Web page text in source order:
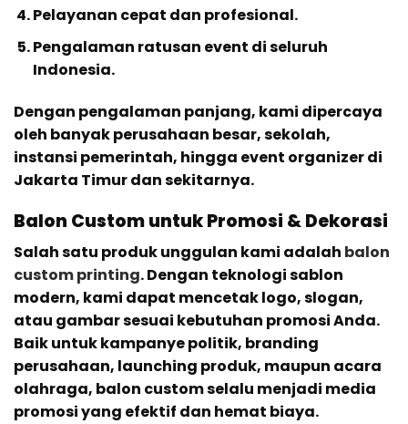
Pelayanan cepat dan profesional.
Pengalaman ratusan event di seluruh
Indonesia.
Dengan pengalaman panjang, kami dipercaya
oleh banyak perusahaan besar, sekolah,
instansi pemerintah, hingga event organizer di
Jakarta Timur dan sekitarnya.
Balon Custom untuk Promosi & Dekorasi
Salah satu produk unggulan kami adalah balon
custom printing. Dengan teknologi sablon
modern, kami dapat mencetak logo, slogan,
atau gambar sesuai kebutuhan promosi Anda.
Baik untuk kampanye politik, branding
perusahaan, launching produk, maupun acara
olahraga, balon custom selalu menjadi media
promosi yang efektif dan hemat biaya.